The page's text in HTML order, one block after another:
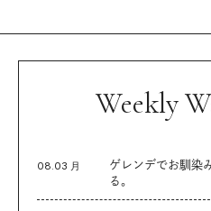
Weekly
08.03 月
ゲレンデでお馴染
る。